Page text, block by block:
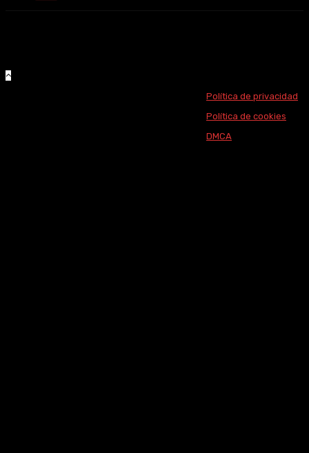
Política de privacidad
Política de cookies
DMCA